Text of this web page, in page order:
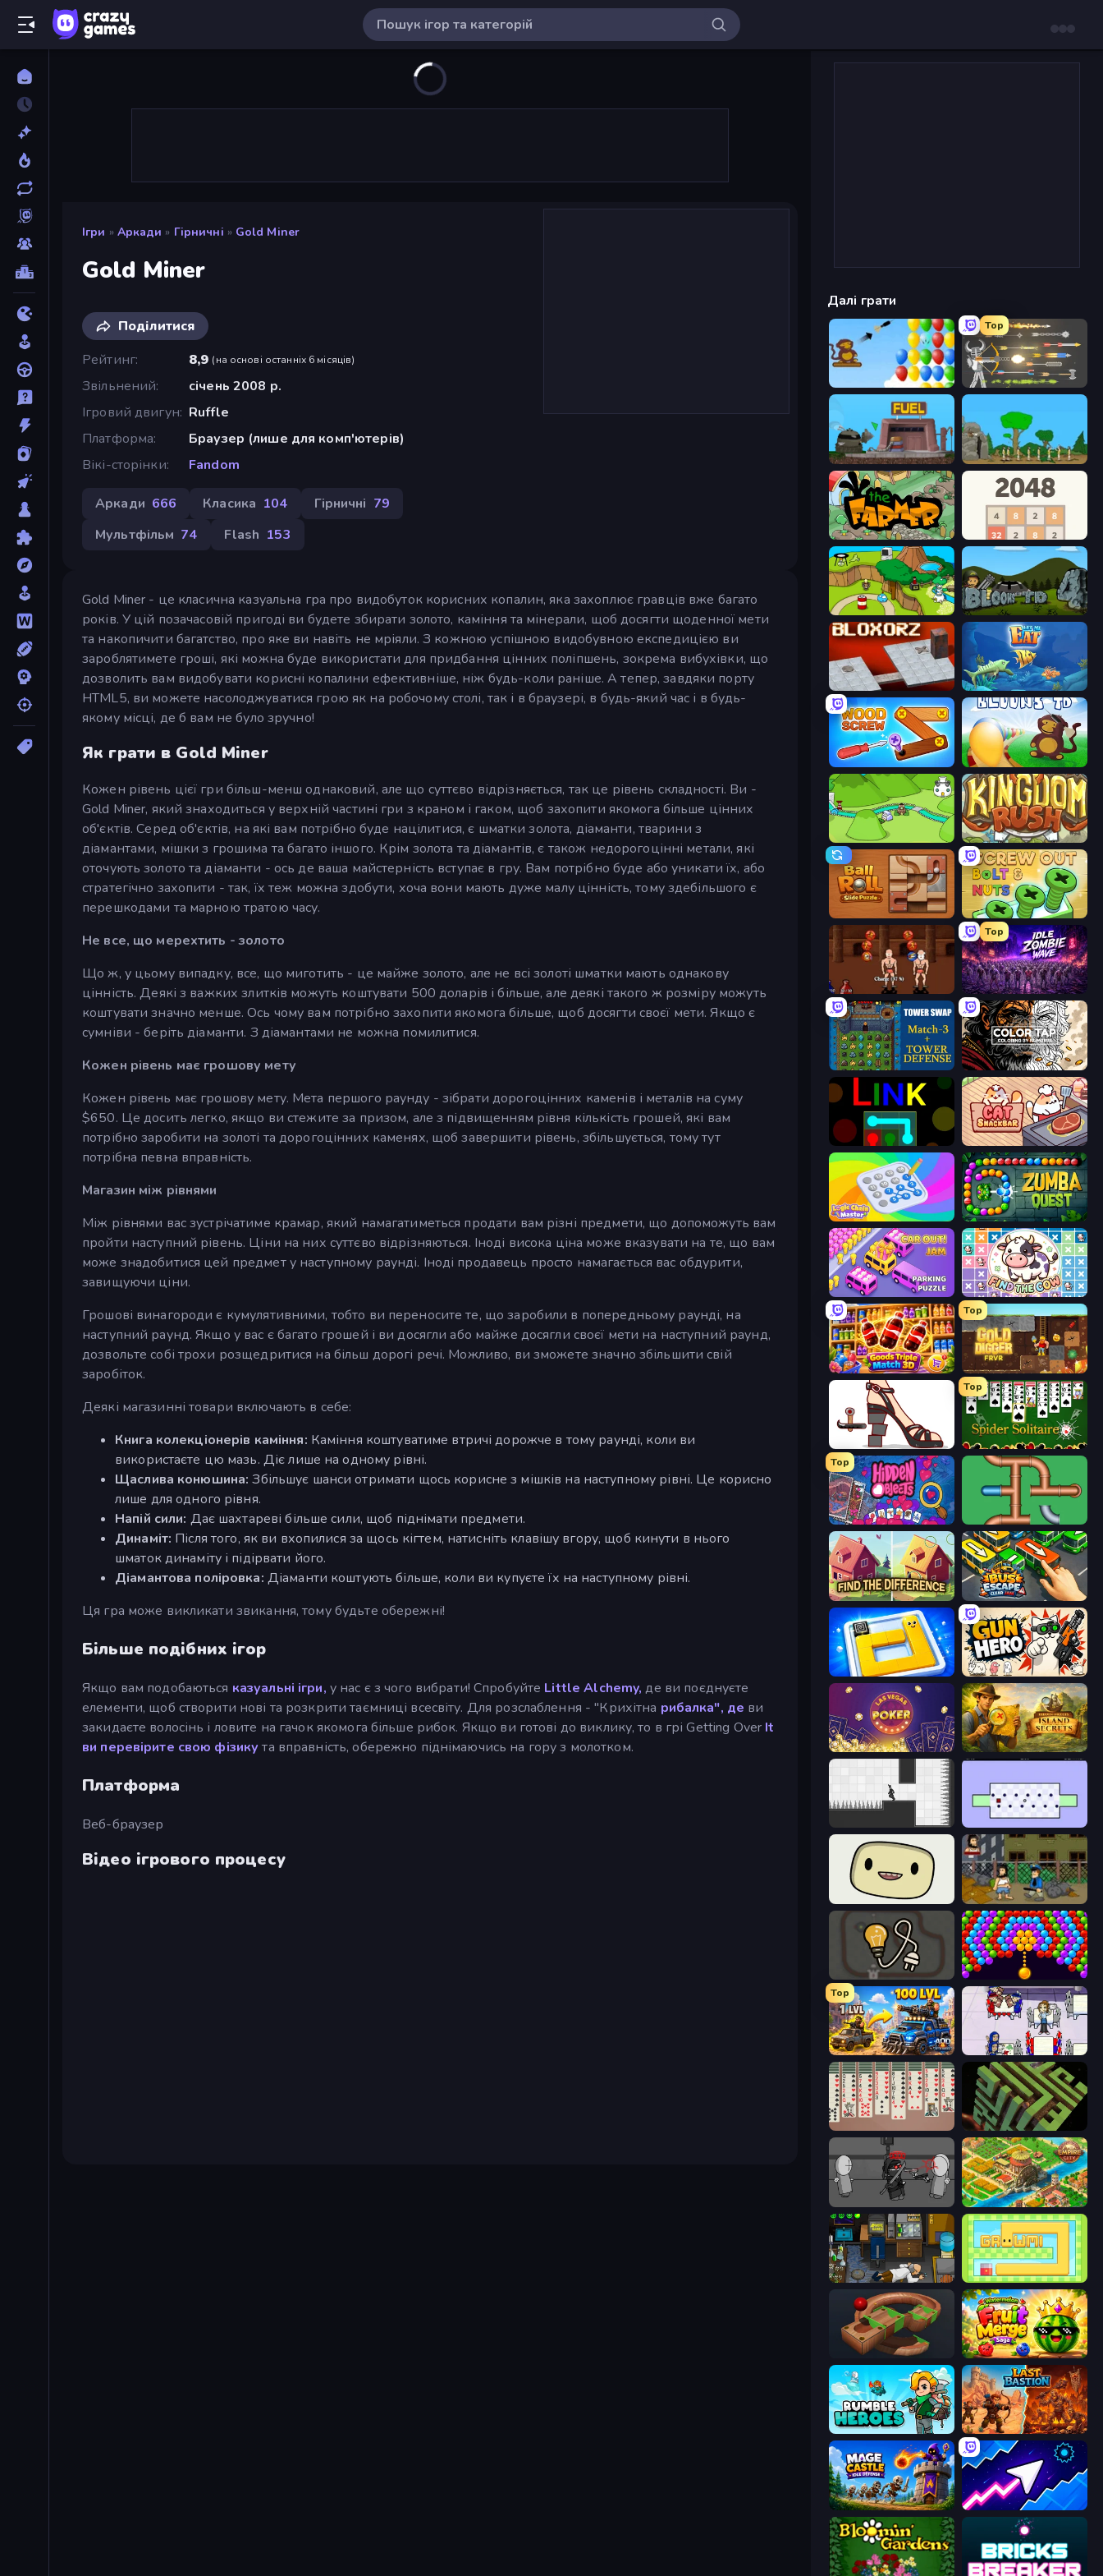
Ігри » Аркади » Гірничні » Gold Miner
Gold Miner
Поділитися
Рейтинг
8,9 (на основі останніх 6 місяців)
Звільнений
січень 2008 р.
Ігровий двигун Ruffle
Платформа
Браузер (лише для комп'ютерів)
Вікі-сторінки
Fandom
Аркади 666 Класика 104 Гірничні 79
Мультфільм 74 Flash 153
Gold Miner - це класична казуальна гра про видобуток корисних копалин, яка захоплює гравців вже багато
років. У цій позачасовій пригоді ви будете збирати золото, каміння та мінерали, щоб досягти щоденної мети
та накопичити багатство, про яке ви навіть не мріяли. З кожною успішною видобувною експедицією ви
зароблятимете гроші, які можна буде використати для придбання цінних поліпшень, зокрема вибухівки, що
дозволить вам видобувати корисні копалини ефективніше, ніж будь-коли раніше. А тепер, завдяки порту
HTML5, ви можете насолоджуватися грою як на робочому столі, так і в браузері, в будь-який час і в будь-
якому місці, де б вам не було зручно!
Як грати в Gold Miner
Кожен рівень цієї гри більш-менш однаковий, але що суттєво відрізняється, так це рівень складності. Ви -
Gold Miner, який знаходиться у верхній частині гри з краном і гаком, щоб захопити якомога більше цінних
об'єктів. Серед об'єктів, на які вам потрібно буде націлитися, є шматки золота, діаманти, тварини з
діамантами, мішки з грошима та багато іншого. Крім золота та діамантів, є також недорогоцінні метали, які
оточують золото та діаманти - ось де ваша майстерність вступає в гру. Вам потрібно буде або уникати їх, або
стратегічно захопити - так, їх теж можна здобути, хоча вони мають дуже малу цінність, тому здебільшого є
перешкодами та марною тратою часу.
Не все, що мерехтить - золото
Що ж, у цьому випадку, все, що миготить - це майже золото, але не всі золоті шматки мають однакову
цінність. Деякі з важких злитків можуть коштувати 500 доларів і більше, але деякі такого ж розміру можуть
коштувати значно менше. Ось чому вам потрібно захопити якомога більше, щоб досягти своєї мети. Якщо є
сумніви - беріть діаманти. З діамантами не можна помилитися.
Кожен рівень має грошову мету
Кожен рівень має грошову мету. Мета першого раунду - зібрати дорогоцінних каменів і металів на суму
$650. Це досить легко, якщо ви стежите за призом, але з підвищенням рівня кількість грошей, які вам
потрібно заробити на золоті та дорогоцінних каменях, щоб завершити рівень, збільшується, тому тут
потрібна певна вправність.
Магазин між рівнями
Між рівнями вас зустрічатиме крамар, який намагатиметься продати вам різні предмети, що допоможуть вам
пройти наступний рівень. Ціни на них суттєво відрізняються. Іноді висока ціна може вказувати на те, що вам
може знадобитися цей предмет у наступному раунді. Іноді продавець просто намагається вас обдурити,
завищуючи ціни.
Грошові винагороди є кумулятивними, тобто ви переносите те, що заробили в попередньому раунді, на
наступний раунд. Якщо у вас є багато грошей і ви досягли або майже досягли своєї мети на наступний раунд,
дозвольте собі трохи розщедритися на більш дорогі речі. Можливо, ви зможете значно збільшити свій
заробіток.
Деякі магазинні товари включають в себе:
Книга колекціонерів каміння: Каміння коштуватиме втричі дорожче в тому раунді, коли ви
використаєте цю мазь. Діє лише на одному рівні.
Щаслива конюшина:Збільшує шанси отримати щось корисне з мішків на наступному рівні. Це корисно
лише для одного рівня.
Напій сили: Дає шахтареві більше сили, щоб піднімати предмети.
Динаміт: Після того, як ви вхопилися за щось кігтем, натисніть клавішу вгору, щоб кинути в нього
шматок динаміту і підірвати його.
Діамантова поліровка: Діаманти коштують більше, коли ви купуєте їх на наступному рівні.
Ця гра може викликати звикання, тому будьте обережні!
Більше подібних ігор
Якщо вам подобаються казуальні ігри, у нас є з чого вибрати! Спробуйте Little Alchemy, де ви поєднуєте
елементи, щоб створити нові та розкрити таємниці всесвіту. Для розслаблення - "Крихітна рибалка", де ви
закидаєте волосінь і ловите на гачок якомога більше рибок. Якщо ви готові до виклику, то в грі Getting Over It
ви перевірите свою фізику та вправність, обережно піднімаючись на гору з молотком.
Платформа
Веб-браузер
Відео ігрового процесу
Далі грати
Top
Ragdoll Archers
Motherload Age Of War
The Farmer 2048
Grow Island Bloons Tower Defense 4
Bloxorz Let Me Eat: Big Fish Eat Smaller
Wood Screw: Bolts Puzzle Bloons Tower Defense
Grow Valley Kingdom Rush
Screw Out: Bolts and Nuts
Swords and Sandals 2
Top
Idle Zombie Wave: Survivors
Tower Swap Color Tap: Coloring by Numbers
Link Cat Snack Bar
Logic Chain Master Zumba Quest
Car OUT! Jam Parking Puzzle Find The Cow
Goods Triple Match 3D
Top
Gold Digger FRVR
Kakato Otoshi
Top
Spider Solitaire
Top
Hidden Objects Plumber Pipe Out
Find The Difference Bus Escape: Clear Jam
Ice Slide Gun Hero: Cat Survival
Las Vegas Poker Hidden Objects: Island Secrets
SuperWEIRD Hobo
Light The Lamp Bubble Story
Top
AOD - Art Of Defense Diner Dash
Spider Solitaire 2 Suits Maze Planet 3D
Madness Project Nexus Empire City
Foreign Creature Growmi
Marble Run Watermelon Fruit Merge Saga
Rumble Heroes Last Bastion
Mage Castle Idle Defense Space Waves